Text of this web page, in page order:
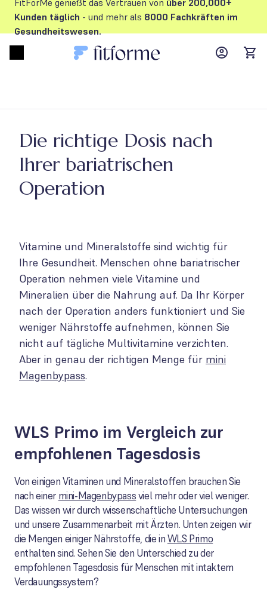
FitForMe genießt das Vertrauen von über 200,000+
Kunden täglich - und mehr als 8000 Fachkräften im
Gesundheitswesen.
MyFFM
Die richtige Dosis nach
Ihrer bariatrischen
Operation
Vitamine und Mineralstoffe sind wichtig für
Ihre Gesundheit. Menschen ohne bariatrischer
Operation nehmen viele Vitamine und
Mineralien über die Nahrung auf. Da Ihr Körper
nach der Operation anders funktioniert und Sie
weniger Nährstoffe aufnehmen, können Sie
nicht auf tägliche Multivitamine verzichten.
Aber in genau der richtigen Menge für mini
Magenbypass.
WLS Primo im Vergleich zur
empfohlenen Tagesdosis
Von einigen Vitaminen und Mineralstoffen brauchen Sie
nach einer mini-Magenbypassviel mehr oder viel weniger.
Das wissen wir durch wissenschaftliche Untersuchungen
und unsere Zusammenarbeit mit Ärzten. Unten zeigen wir
die Mengen einiger Nährstoffe, die inWLS Primo
enthalten sind. Sehen Sie den Unterschied zu der
empfohlenen Tagesdosis für Menschen mit intaktem
Verdauungssystem?